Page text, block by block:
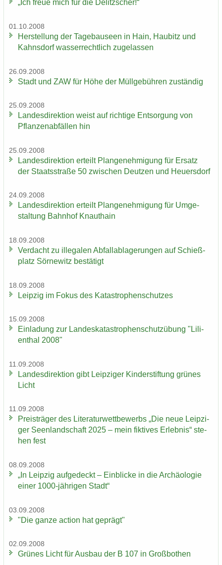
„Ich freue mich für die De­litz­scher!“
01.10.2008
Her­stel­lung der Ta­ge­bau­se­en in Hain, Hau­bitz und
Kahns­dorf was­ser­recht­lich zu­ge­las­sen
26.09.2008
Stadt und ZAW für Höhe der Müll­ge­büh­ren zu­stän­dig
25.09.2008
Lan­des­di­rek­ti­on weist auf rich­ti­ge Ent­sor­gung von
Pflan­zen­ab­fäl­len hin
25.09.2008
Lan­des­di­rek­ti­on er­teilt Plan­ge­neh­mi­gung für Er­satz
der Staats­stra­ße 50 zwi­schen Deut­zen und Heu­ers­dorf
24.09.2008
Lan­des­di­rek­ti­on er­teilt Plan­ge­neh­mi­gung für Um­ge­
stal­tung Bahn­hof Knaut­hain
18.09.2008
Ver­dacht zu il­le­ga­len Ab­fall­ab­la­ge­run­gen auf Schieß­
platz Sör­ne­witz be­stä­tigt
18.09.2008
Leip­zig im Fokus des Ka­ta­stro­phen­schut­zes
15.09.2008
Ein­la­dung zur Lan­des­ka­ta­stro­phen­schutz­übung "Li­li­
en­thal 2008"
11.09.2008
Lan­des­di­rek­ti­on gibt Leip­zi­ger Kin­der­stif­tung grü­nes
Licht
11.09.2008
Preis­trä­ger des Li­te­ra­tur­wett­be­werbs „Die neue Leip­zi­
ger Se­en­land­schaft 2025 – mein fik­ti­ves Er­leb­nis“ ste­
hen fest
08.09.2008
„In Leip­zig auf­ge­deckt – Ein­bli­cke in die Ar­chäo­lo­gie
einer 1000-​jährigen Stadt“
03.09.2008
"Die ganze ac­tion hat ge­prägt"
02.09.2008
Grü­nes Licht für Aus­bau der B 107 in Groß­bo­then